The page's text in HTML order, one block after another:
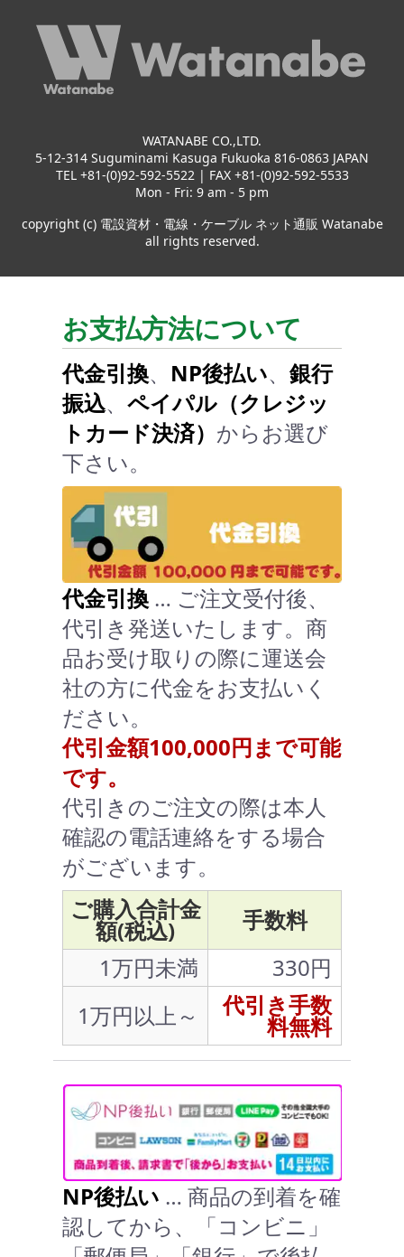
WATANABE CO.,LTD.
5-12-314 Suguminami Kasuga Fukuoka 816-0863 JAPAN
TEL +81-(0)92-592-5522 | FAX +81-(0)92-592-5533
Mon - Fri: 9 am - 5 pm
copyright (c) 電設資材・電線・ケーブル ネット通販 Watanabe
all rights reserved.
お支払方法について
代金引換、 NP後払い、 銀行
振込、 ペイパル（クレジッ
トカード決済） からお選び
下さい。
代金引換 … ご注文受付後、
代引き発送いたします。商
品お受け取りの際に運送会
社の方に代金をお支払いく
ださい。
代引金額100,000円まで可能
です。
代引きのご注文の際は本人
確認の電話連絡をする場合
がございます。
ご購入合計金
額(税込)
手数料
1万円未満
330円
1万円以上～
代引き手数
料無料
NP後払い … 商品の到着を確
認してから、「コンビニ」